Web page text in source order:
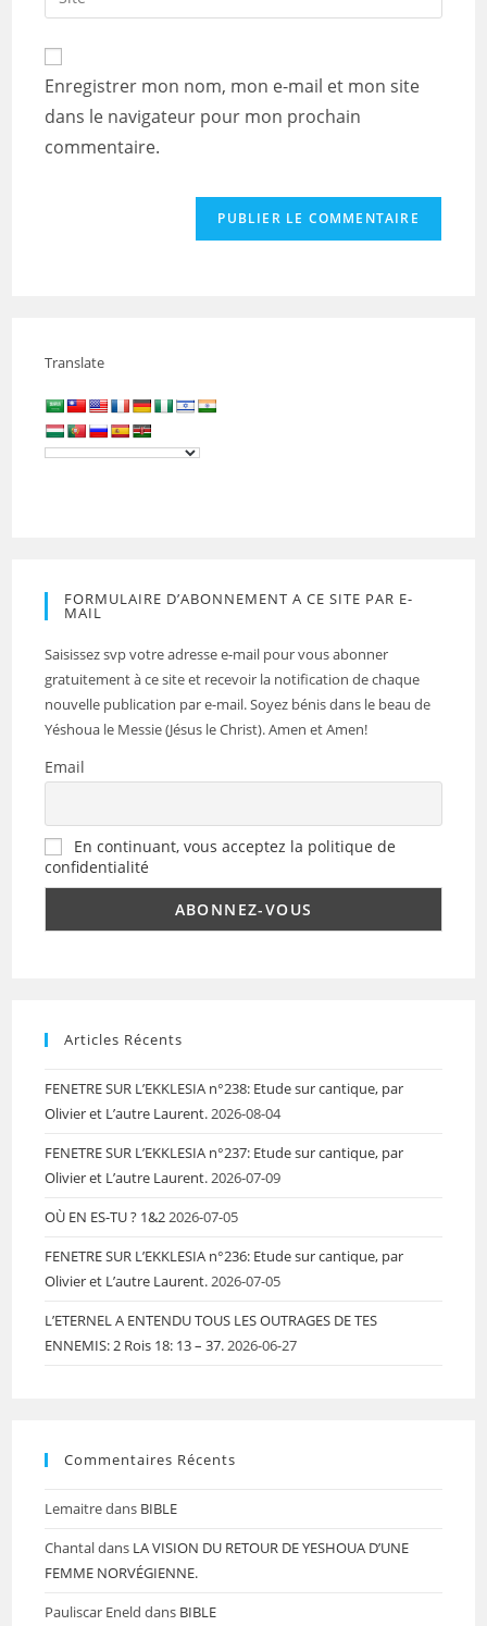
comment
address
l’URL
votre
site
(facultatif)
Enregistrer mon nom, mon e-mail et mon site
dans le navigateur pour mon prochain
commentaire.
Translate
FORMULAIRE D’ABONNEMENT A CE SITE PAR E-
MAIL
Saisissez svp votre adresse e-mail pour vous abonner
gratuitement à ce site et recevoir la notification de chaque
nouvelle publication par e-mail. Soyez bénis dans le beau de
Yéshoua le Messie (Jésus le Christ). Amen et Amen!
Email
En continuant, vous acceptez la politique de
confidentialité
Articles Récents
FENETRE SUR L’EKKLESIA n°238: Etude sur cantique, par
Olivier et L’autre Laurent.2026-08-04
FENETRE SUR L’EKKLESIA n°237: Etude sur cantique, par
Olivier et L’autre Laurent.2026-07-09
OÙ EN ES-TU ? 1&22026-07-05
FENETRE SUR L’EKKLESIA n°236: Etude sur cantique, par
Olivier et L’autre Laurent.2026-07-05
L’ETERNEL A ENTENDU TOUS LES OUTRAGES DE TES
ENNEMIS: 2 Rois 18: 13 – 37.2026-06-27
Commentaires Récents
Lemaitredans BIBLE
Chantaldans LA VISION DU RETOUR DE YESHOUA D’UNE
FEMME NORVÉGIENNE.
Pauliscar Eneld dans BIBLE